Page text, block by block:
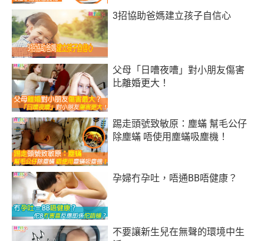
3招協助爸媽建立孩子自信心
父母「日嘈夜嘈」對小朋友傷害
比離婚更大！
踢走頭號致敏原：塵蟎 幫毛公仔
除塵蟎 唔使用塵蟎吸塵機！
孕婦冇孕吐，唔通BB唔健康？
不要讓新生兒在無聲的環境中生